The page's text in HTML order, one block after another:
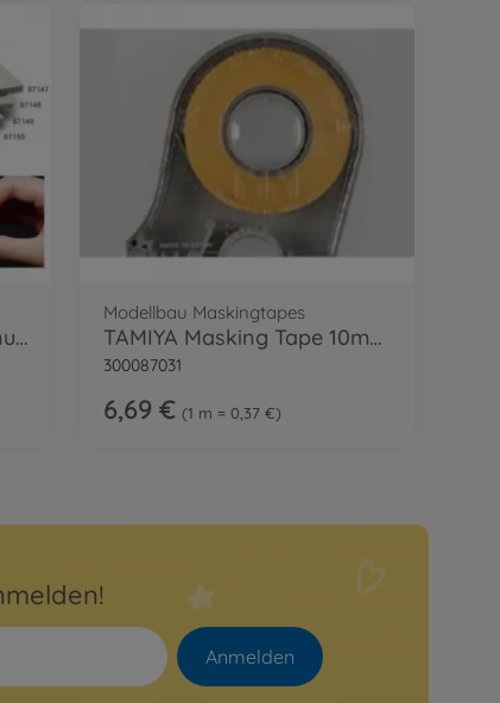
Schleifschwamm 400 Körnung 114x140mm
Modellbau Maskingtapes
TAMIYA Masking Tape 10mm/18m m.Abroller
300087031
6,69 € 1 m = 0,37 €
Anmelden